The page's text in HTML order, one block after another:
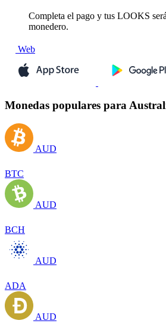
Completa el pago y tus LOOKS
monedero.
Web
Monedas populares para
AUD
BTC
AUD
BCH
AUD
ADA
AUD